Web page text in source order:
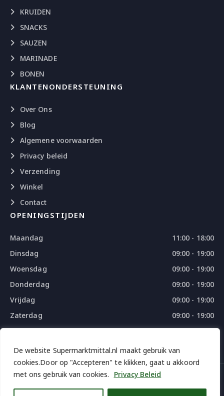
De website Supermarktmittal.nl maakt gebruik van
cookies.Door op "Accepteren" te klikken, gaat u akkoord
met ons gebruik van cookies.
Privacy Beleid
KRUIDEN
SNACKS
SAUZEN
MARINADE
BONEN
KLANTENONDERSTEUNING
Over Ons
Blog
Algemene voorwaarden
Privacy beleid
Verzending
Winkel
Contact
OPENINGSTIJDEN
Maandag
11:00 - 18:00
Dinsdag
09:00 - 19:00
Woensdag
09:00 - 19:00
Donderdag
09:00 - 19:00
Vrijdag
09:00 - 19:00
Zaterdag
09:00 - 19:00
Zondag
09:00 - 18:00
© 2026 SUPERMARKTMITTAL - ALL RIGHTS RESERVED
BYTHE WEBDESIGN